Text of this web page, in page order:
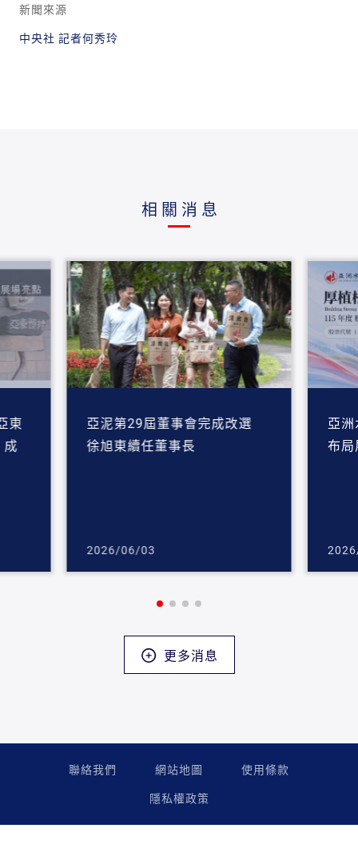
新聞來源
中央社 記者何秀玲
相關消息
東
成
亞泥第29屆董事會完成改選
徐旭東續任董事長
2026/06/03
亞
布局
更多消息
聯絡我們 網站地圖
使用條款
隱私權政策